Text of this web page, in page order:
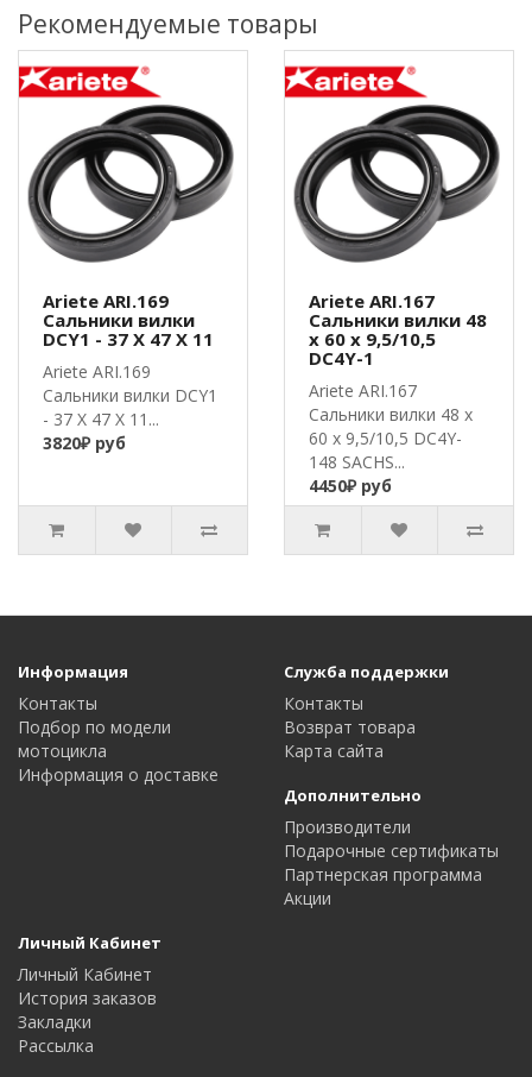
Рекомендуемые товары
Ariete ARI.169
Сальники вилки
DCY1 - 37 X 47 X 11
Ariete ARI.169
Сальники вилки DCY1
- 37 X 47 X 11...
3820₽ руб
Ariete ARI.167
Сальники вилки 48
x 60 x 9,5/10,5
DC4Y-1
Ariete ARI.167
Сальники вилки 48 x
60 x 9,5/10,5 DC4Y-
148 SACHS...
4450₽ руб
Информация
Контакты
Подбор по модели
мотоцикла
Информация о доставке
Служба поддержки
Контакты
Возврат товара
Карта сайта
Дополнительно
Производители
Подарочные сертификаты
Партнерская программа
Акции
Личный Кабинет
Личный Кабинет
История заказов
Закладки
Рассылка